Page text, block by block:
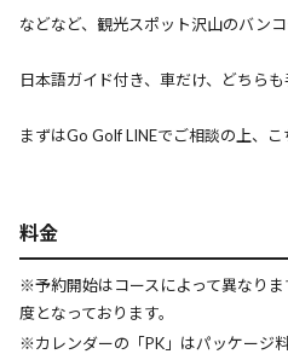
などなど、観光スポット沢山のバンコ
日本語ガイド付き、車だけ、どちらも
まずはGo Golf LINEでご相談の上、
料金
※予約開始はコースによって異なり
度となっております。
※カレンダーの「PK」はパッケージ